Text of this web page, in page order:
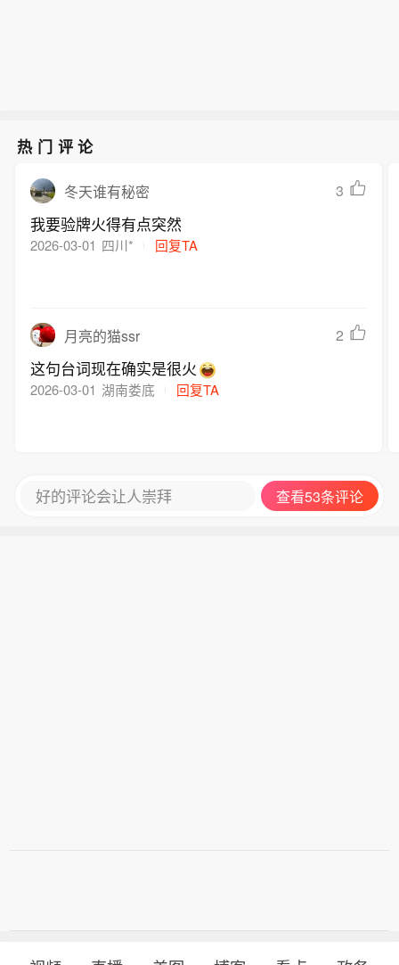
热门评论
冬天谁有秘密 3
我要验牌火得有点突然
2026-03-01 四川* 回复TA
月亮的猫ssr 2
这句台词现在确实是很火
2026-03-01 湖南娄底 回复TA
好的评论会让人崇拜 查看53条评论